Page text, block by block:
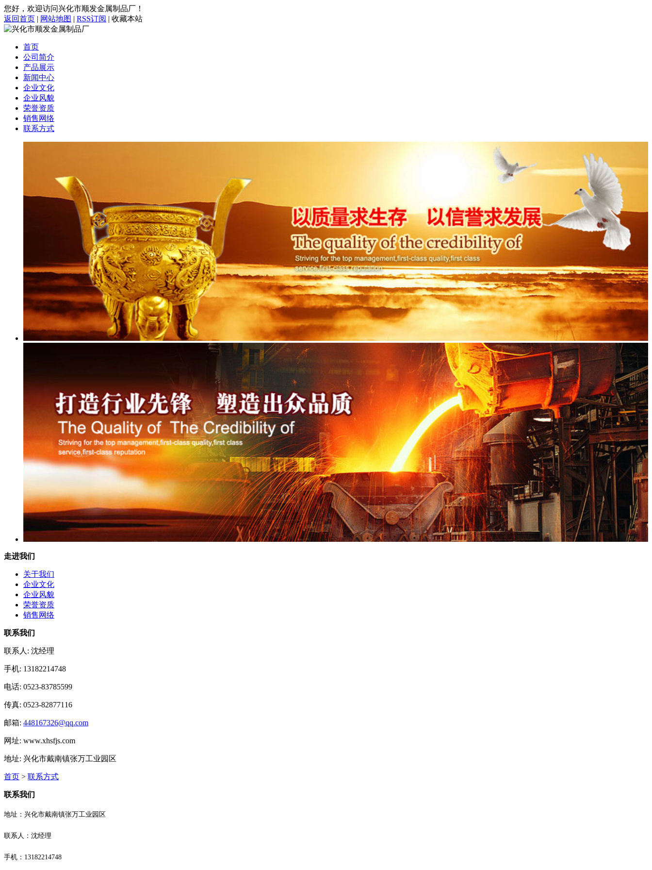
您好，欢迎访问兴化市顺发金属制品厂！
返回首页 | 网站地图 | RSS订阅 | 收藏本站
首页
公司简介
产品展示
新闻中心
企业文化
企业风貌
荣誉资质
销售网络
联系方式
走进我们
关于我们
企业文化
企业风貌
荣誉资质
销售网络
联系我们
联系人: 沈经理
手机: 13182214748
电话: 0523-83785599
传真: 0523-82877116
邮箱: 448167326@qq.com
网址: www.xhsfjs.com
地址: 兴化市戴南镇张万工业园区
首页 > 联系方式
联系我们
地址：兴化市戴南镇张万工业园区
联系人：沈经理
手机：13182214748